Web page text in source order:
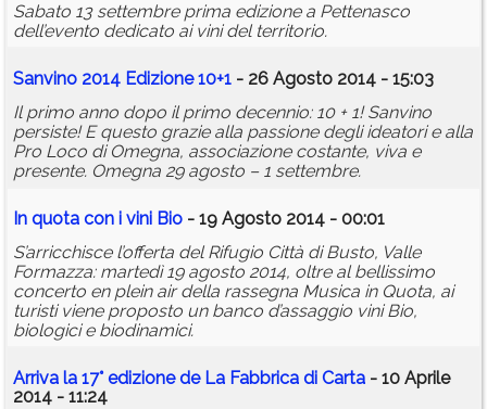
Sabato 13 settembre prima edizione a Pettenasco
dell’evento dedicato ai vini del territorio.
Sanvino 2014 Edizione 10+1 - 26 Agosto 2014 - 15:03
Il primo anno dopo il primo decennio: 10 + 1! Sanvino
persiste! E questo grazie alla passione degli ideatori e alla
Pro Loco di Omegna, associazione costante, viva e
presente. Omegna 29 agosto – 1 settembre.
In quota con i vini Bio - 19 Agosto 2014 - 00:01
S’arricchisce l’offerta del Rifugio Città di Busto, Valle
Formazza: martedì 19 agosto 2014, oltre al bellissimo
concerto en plein air della rassegna Musica in Quota, ai
turisti viene proposto un banco d’assaggio vini Bio,
biologici e biodinamici.
Arriva la 17° edizione de La Fabbrica di Carta - 10 Aprile
2014 - 11:24